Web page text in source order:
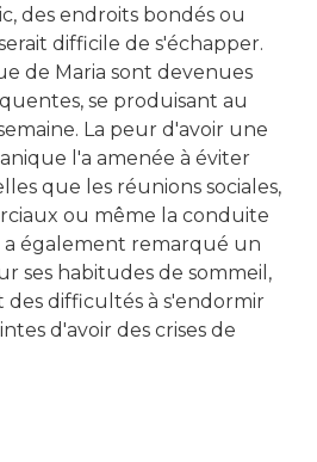
des endroits bondés ou
difficile de s'échapper.
de Maria sont devenues
se produisant au
La peur d'avoir une
l'a amenée à éviter
que les réunions sociales,
ou même la conduite
également remarqué un
ses habitudes de sommeil,
difficultés à s'endormir
d'avoir des crises de